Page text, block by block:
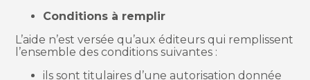
Conditions à remplir
L’aide n’est versée qu’aux éditeurs qui remplissent
l’ensemble des conditions suivantes :
ils sont titulaires d’une autorisation donnée